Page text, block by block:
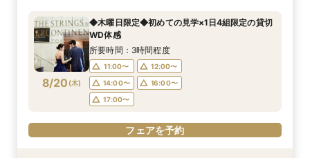
8/19(水)
13:00〜
15:00〜
16:00〜
17:00〜
フェアを予約
8/19(水)
11:00〜
13:00〜
15:00〜
フェアを予約
8/20 (木)
◆木曜日限定◆初めての見学×1日4組限定の貸切
WD体感
所要時間：3時間程度
11:00〜
12:00〜
14:00〜
16:00〜
17:00〜
フェアを予約